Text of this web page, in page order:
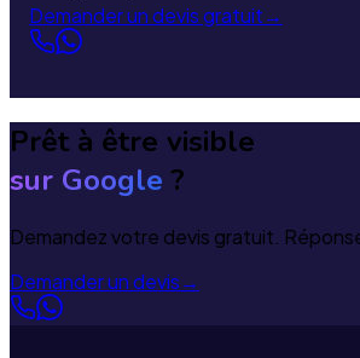
Demander un devis gratuit→
Prêt à être visible
sur Google ?
Demandez votre devis gratuit.
Demander un devis→